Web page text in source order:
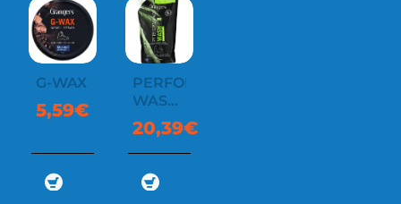
G-WAX
5,59€
PERFORMANCE
WASH
1L
20,39€